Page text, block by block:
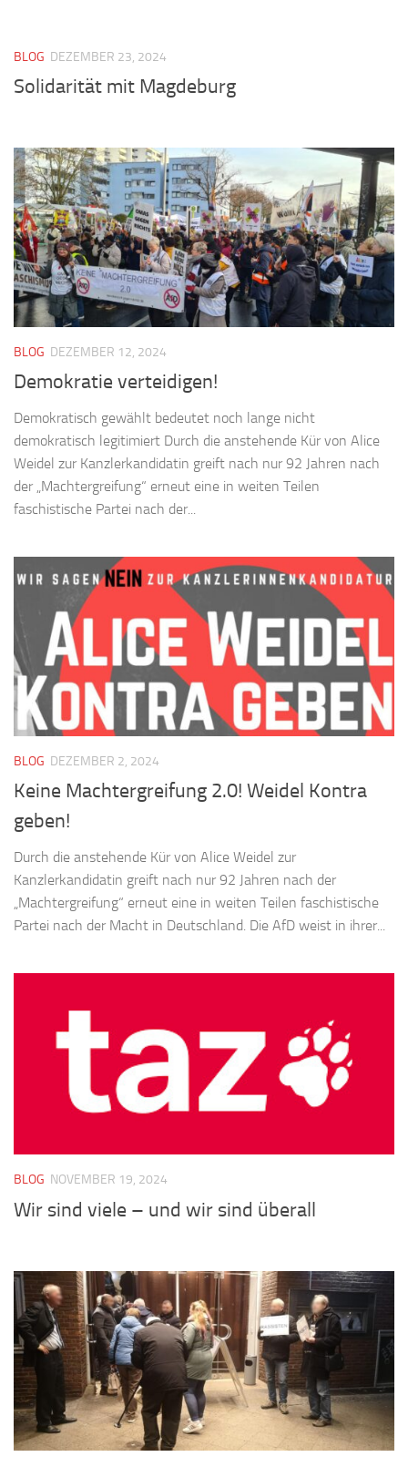
BLOG DEZEMBER 23, 2024
Solidarität mit Magdeburg
BLOG DEZEMBER 12, 2024
Demokratie verteidigen!
Demokratisch gewählt bedeutet noch lange nicht
demokratisch legitimiert Durch die anstehende Kür von Alice
Weidel zur Kanzlerkandidatin greift nach nur 92 Jahren nach
der „Machtergreifung“ erneut eine in weiten Teilen
faschistische Partei nach der...
BLOG DEZEMBER 2, 2024
Keine Machtergreifung 2.0! Weidel Kontra
geben!
Durch die anstehende Kür von Alice Weidel zur
Kanzlerkandidatin greift nach nur 92 Jahren nach der
„Machtergreifung“ erneut eine in weiten Teilen faschistische
Partei nach der Macht in Deutschland. Die AfD weist in ihrer...
BLOG NOVEMBER 19, 2024
Wir sind viele – und wir sind überall